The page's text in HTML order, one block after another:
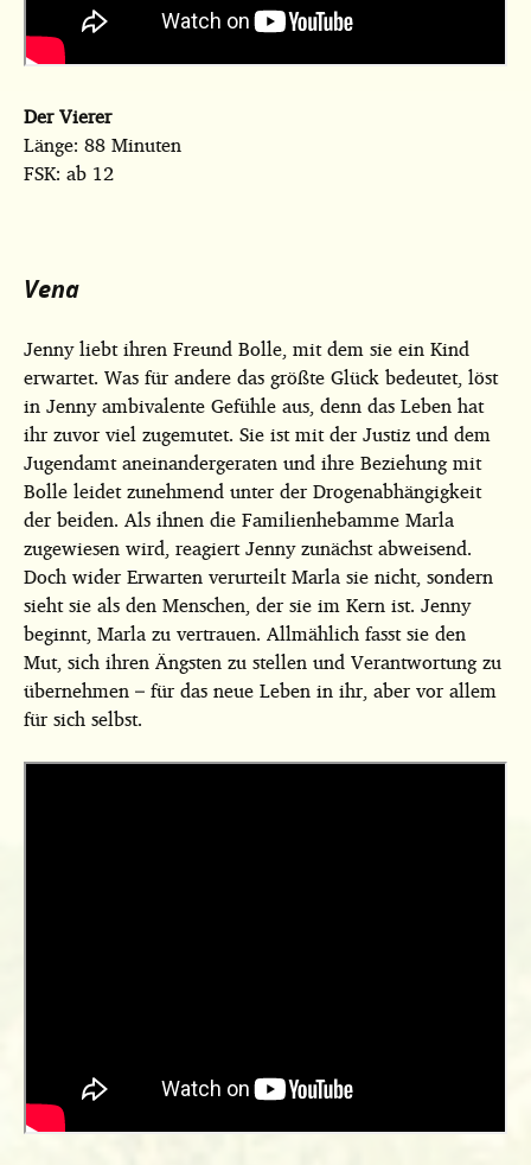
Der Vierer
Länge: 88 Minuten
FSK: ab 12
Vena
Jenny liebt ihren Freund Bolle, mit dem sie ein Kind
erwartet. Was für andere das größte Glück bedeutet, löst
in Jenny ambivalente Gefühle aus, denn das Leben hat
ihr zuvor viel zugemutet. Sie ist mit der Justiz und dem
Jugendamt aneinandergeraten und ihre Beziehung mit
Bolle leidet zunehmend unter der Drogenabhängigkeit
der beiden. Als ihnen die Familienhebamme Marla
zugewiesen wird, reagiert Jenny zunächst abweisend.
Doch wider Erwarten verurteilt Marla sie nicht, sondern
sieht sie als den Menschen, der sie im Kern ist. Jenny
beginnt, Marla zu vertrauen. Allmählich fasst sie den
Mut, sich ihren Ängsten zu stellen und Verantwortung zu
übernehmen – für das neue Leben in ihr, aber vor allem
für sich selbst.